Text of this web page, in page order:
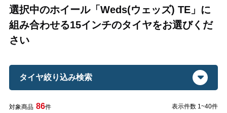
選択中のホイール「Weds(ウェッズ) TE」に
組み合わせる15インチのタイヤをお選びくだ
さい
タイヤ絞り込み検索
対象商品 86件 表示件数 1~40件